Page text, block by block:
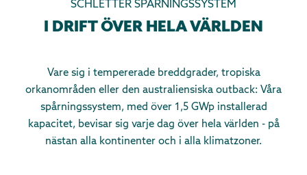
SCHLETTER SPÅRNINGSSYSTEM
I DRIFT ÖVER HELA VÄRLDEN
Vare sig i tempererade breddgrader, tropiska
orkanområden eller den australiensiska outback: Våra
spårningssystem, med över 1,5 GWp installerad
kapacitet, bevisar sig varje dag över hela världen - på
nästan alla kontinenter och i alla klimatzoner.